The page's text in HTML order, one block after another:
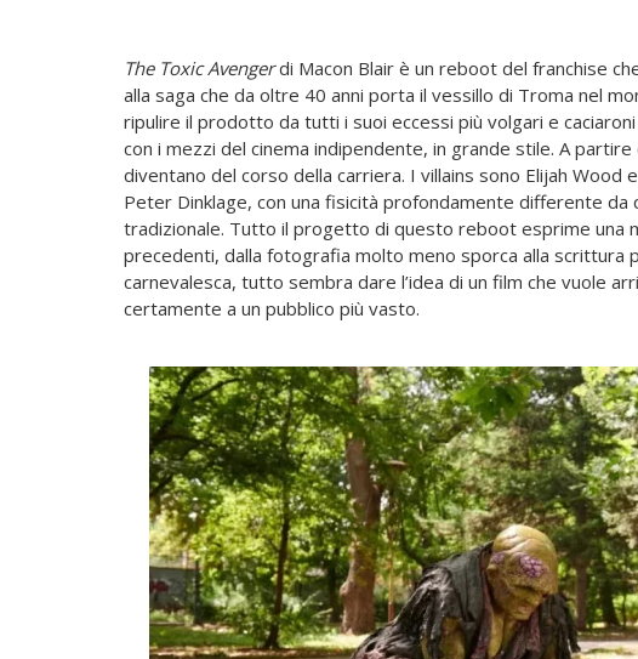
The Toxic Avengerdi Macon Blair è un reboot del franchise
alla saga che da oltre 40 anni porta il vessillo di Troma nel
ripulire il prodotto da tutti i suoi eccessi più volgari e
con i mezzi del cinema indipendente, in grande stile. A
diventano del corso della carriera. I villains sono Elijah
Peter Dinklage, con una fisicità profondamente differente
tradizionale. Tutto il progetto di questo reboot esprime una
precedenti, dalla fotografia molto meno sporca alla scrittura
carnevalesca, tutto sembra dare l’idea di un film che vuole
certamente a un pubblico più vasto.